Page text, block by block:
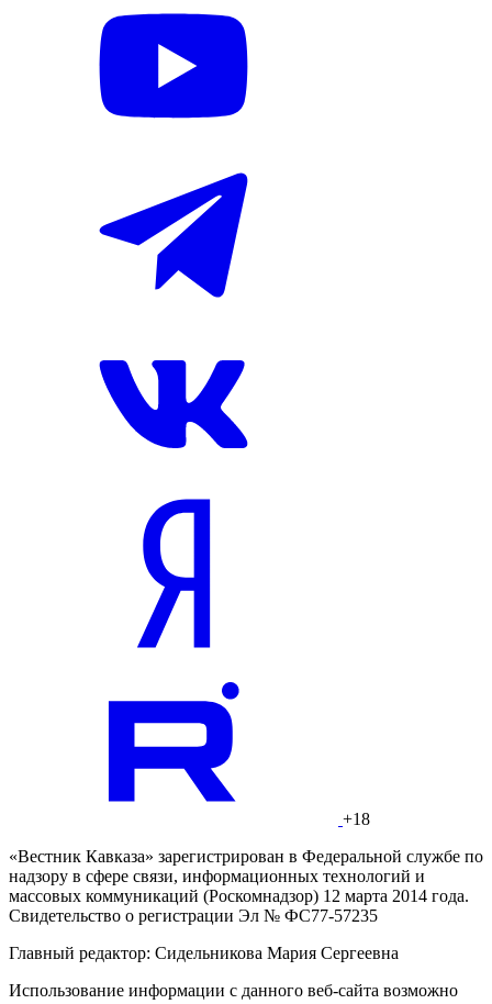
+18
«Вестник Кавказа» зарегистрирован в Федеральной службе по
надзору в сфере связи, информационных технологий и
массовых коммуникаций (Роскомнадзор) 12 марта 2014 года.
Свидетельство о регистрации Эл № ФС77-57235
Главный редактор: Сидельникова Мария Сергеевна
Использование информации с данного веб-сайта возможно